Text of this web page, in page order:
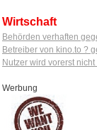
Wirtschaft
Behörden verhaften
Betreiber von kino.to ?
Nutzer wird vorerst nicht
Werbung